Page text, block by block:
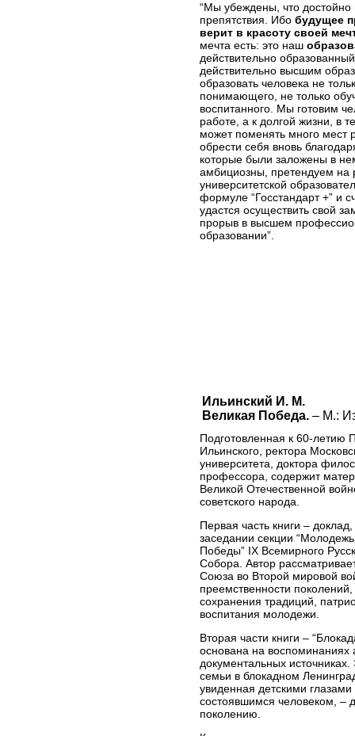
“Мы убеждены, что
препятствия. Ибо будущее
верит в красоту своей
мечта есть: это наш
действительно
действительно высшим
образовать человека не
понимающего, не только
воспитанного. Мы готовим
работе, а к долгой жизни, в
может поменять много мест
обрести себя вновь
которые были заложены в
амбициозны, претендуем на
университетской
формуле “Госстандарт +” и
удастся осуществить свой
прорыв в высшем
образовании”.
Ильинский И. М.
Великая Победа. – М.:
Подготовленная к 60-летию
Ильинского, ректора
университета, доктора
профессора, содержит
Великой Отечественной
советского народа.
Первая часть книги –
заседании секции
Победы” IX Всемирного
Собора. Автор
Союза во Второй мировой
преемственности
сохранения традиций,
воспитания молодежи.
Вторая части книги –
основана на воспоминаниях
документальных
семьи в блокадном
увиденная детскими глазами
состоявшимся человеком, –
поколению.